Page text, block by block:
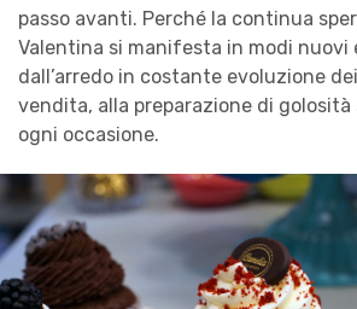
passo avanti. Perché la continua
Valentina si manifesta in modi nuovi
dall’arredo in costante evoluzione
vendita, alla preparazione di
ogni occasione.